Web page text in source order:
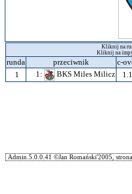
Kliknij na
Kliknij na
runda przeciwnik c-
1
1: BKS Miles Milicz 1.1
Admin.5.0.0.41 ©Jan Romański'2005,